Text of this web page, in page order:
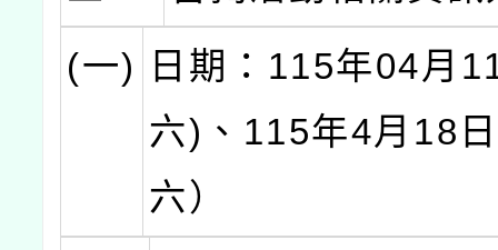
(一)
日期：115年04月
六)、115年4月18
六）